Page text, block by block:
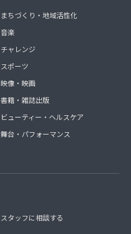
まちづくり・地域活性化
音楽
チャレンジ
スポーツ
映像・映画
書籍・雑誌出版
ビューティー・ヘルスケア
舞台・パフォーマンス
スタッフに相談する